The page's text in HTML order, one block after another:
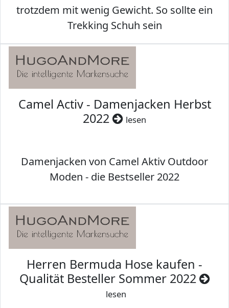
trotzdem mit wenig Gewicht. So sollte ein
Trekking Schuh sein
Camel Activ - Damenjacken Herbst
2022
lesen
Damenjacken von Camel Aktiv Outdoor
Moden - die Bestseller 2022
Herren Bermuda Hose kaufen -
Qualität Besteller Sommer 2022
lesen